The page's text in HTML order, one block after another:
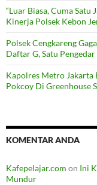
“Luar Biasa, Cuma Satu
Kinerja Polsek Kebon
Polsek Cengkareng
Daftar G, Satu
Kapolres Metro Jakarta
Pokcoy Di Greenhouse
KOMENTAR ANDA
Kafepelajar.com on Ini
Mundur